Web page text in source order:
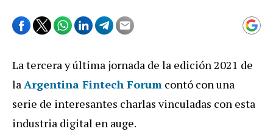
La tercera y última jornada de la edición 2021 de
laArgentina Fintech Forum contó con una
serie de interesantes charlas vinculadas con esta
industria digital en auge.